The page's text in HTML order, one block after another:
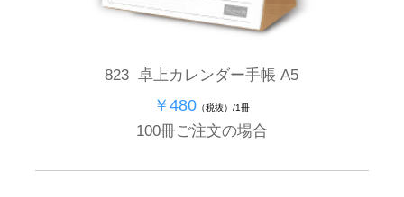
823 卓上カレンダー手帳 A5
￥480 （税抜）/1冊
100冊ご注文の場合